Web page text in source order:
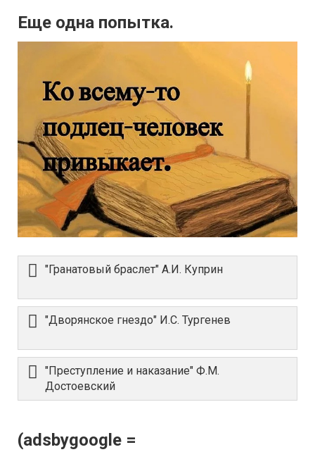
Еще одна попытка.
"Гранатовый браслет" А.И. Куприн
"Дворянское гнездо" И.С. Тургенев
"Преступление и наказание" Ф.М.
Достоевский
(adsbygoogle =